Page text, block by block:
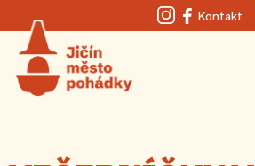
Instagram
Facebook
Kontakt